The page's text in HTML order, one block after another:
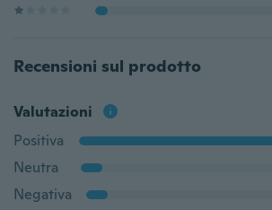
Recensioni sul prodotto
Valutazioni
Positiva
Neutra
Negativa